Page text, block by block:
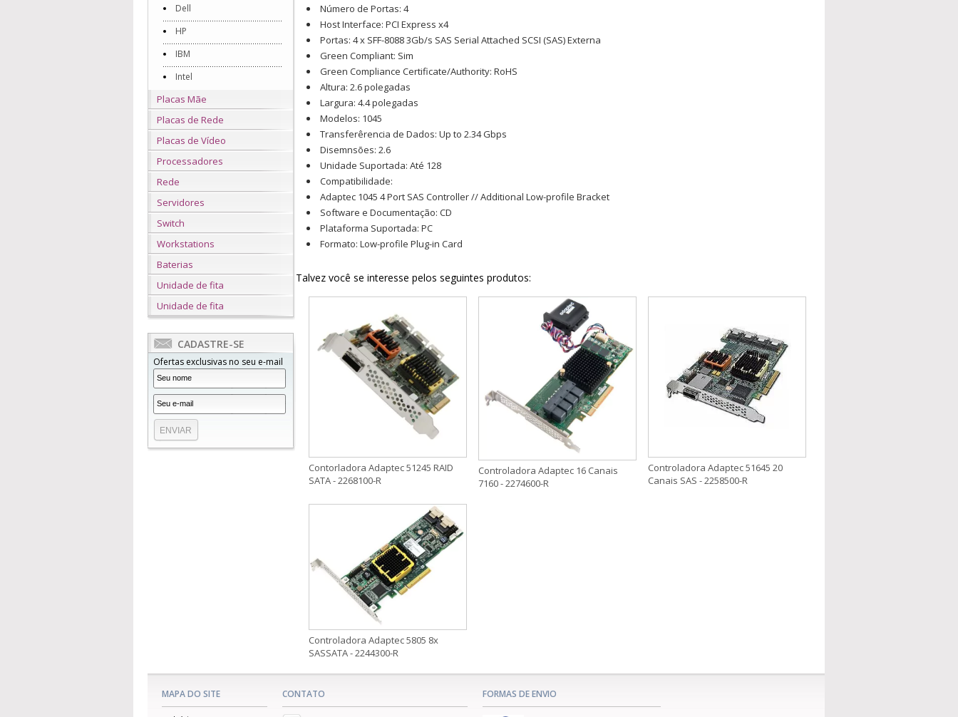
Dell
HP
IBM
Intel
Placas Mãe
Placas de Rede
Placas de Vídeo
Processadores
Rede
Servidores
Switch
Workstations
Baterias
Unidade de fita
Unidade de fita
CADASTRE-SE
Ofertas exclusivas no seu e-mail
Número de Portas: 4
Host Interface: PCI Express x4
Portas: 4 x SFF-8088 3Gb/s SAS Serial Attached SCSI (SAS) Externa
Green Compliant: Sim
Green Compliance Certificate/Authority: RoHS
Altura: 2.6 polegadas
Largura: 4.4 polegadas
Modelos: 1045
Transferêrencia de Dados: Up to 2.34 Gbps
Disemnsões: 2.6
Unidade Suportada: Até 128
Compatibilidade:
Adaptec 1045 4 Port SAS Controller // Additional Low-profile Bracket
Software e Documentação: CD
Plataforma Suportada: PC
Formato: Low-profile Plug-in Card
Talvez você se interesse pelos seguintes produtos:
Contorladora Adaptec 51245 RAID
SATA - 2268100-R
Controladora Adaptec 16 Canais
7160 - 2274600-R
Controladora Adaptec 51645 20
Canais SAS - 2258500-R
Controladora Adaptec 5805 8x
SASSATA - 2244300-R
MAPA DO SITE CONTATO FORMAS DE ENVIO